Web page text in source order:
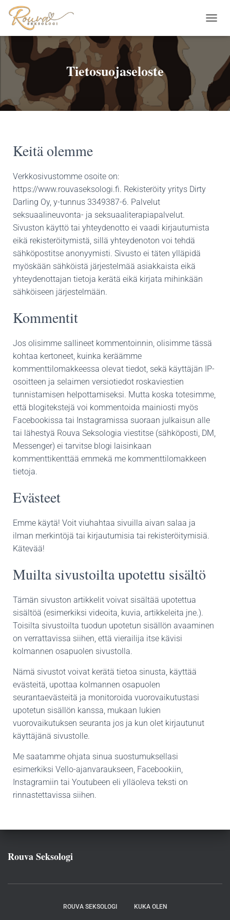
A
O
I
Tietosuojaseloste
Keitä olemme
Verkkosivustomme osoite on:
https://www.rouvaseksologi.fi. Rekisteröity yritys Dirty
Darling Oy, y-tunnus 3349387-6. Palvelut
seksuaalineuvonta- ja seksuaaliterapiapalvelut.
Sivuston käyttö tai yhteydenotto ei vaadi kirjautumista
eikä rekisteröitymistä, sillä yhteydenoton voi tehdä
sähköpostitse anonyymisti. Sivusto ei täten ylläpidä
myöskään sähköistä järjestelmää asiakkaista eikä
yhteydenottajan tietoja kerätä eikä kirjata mihinkään
sähköiseen järjestelmään.
Kommentit
Jos olisimme sallineet kommentoinnin, olisimme tässä
kohtaa kertoneet, kuinka keräämme
kommenttilomakkeessa olevat tiedot, sekä käyttäjän IP-
osoitteen ja selaimen versiotiedot roskaviestien
tunnistamisen helpottamiseksi. Mutta koska totesimme,
että blogitekstejä voi kommentoida mainiosti myös
Facebookissa tai Instagramissa suoraan julkaisun alle
tai lähestyä Rouva Seksologia viestitse (sähköposti, DM,
Messenger) ei tarvitse blogi laisinkaan
kommenttikenttää emmekä me kommenttilomakkeen
tietoja.
Evästeet
Emme käytä! Voit viuhahtaa sivuilla aivan salaa ja
ilman merkintöjä tai kirjautumisia tai rekisteröitymisiä.
Kätevää!
Muilta sivustoilta upotettu sisältö
Tämän sivuston artikkelit voivat sisältää upotettua
sisältöä (esimerkiksi videoita, kuvia, artikkeleita jne.).
Toisilta sivustoilta tuodun upotetun sisällön avaaminen
on verrattavissa siihen, että vierailija itse kävisi
kolmannen osapuolen sivustolla.
Nämä sivustot voivat kerätä tietoa sinusta, käyttää
evästeitä, upottaa kolmannen osapuolen
seurantaevästeitä ja monitoroida vuorovaikutustasi
upotetun sisällön kanssa, mukaan lukien
vuorovaikutuksen seuranta jos ja kun olet kirjautunut
käyttäjänä sivustolle.
Me saatamme ohjata sinua suostumuksellasi
esimerkiksi Vello-ajanvaraukseen, Facebookiin,
Instagramiin tai Youtubeen eli ylläoleva teksti on
rinnastettavissa siihen.
Rouva Seksologi
ROUVA SEKSOLOGI KUKA OLEN